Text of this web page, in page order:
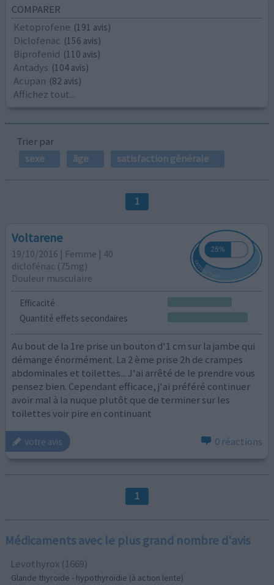
COMPARER
Ketoprofene (191 avis)
Diclofenac (156 avis)
Biprofenid (110 avis)
Antadys (104 avis)
Acupan (82 avis)
Affichez tout...
Trier par
sexe
âge satisfaction générale
1
Voltarene
19/10/2016 | Femme | 40
diclofénac (75mg)
Douleur musculaire
Efficacité
Quantité effets secondaires
Au bout de la 1re prise un bouton d'1 cm sur la jambe qui
démange énormément. La 2 ème prise 2h de crampes
abdominales et toilettes... J'ai arrêté de le prendre vous
pensez bien. Cependant efficace, j'ai préféré continuer
avoir mal à la nuque plutôt que de terminer sur les
toilettes voir pire en continuant
votre avis 0 réactions
1
Médicaments avec le plus grand nombre d'avis
Levothyrox (1669)
Glande thyroïde - hypothyroïdie (à action lente)